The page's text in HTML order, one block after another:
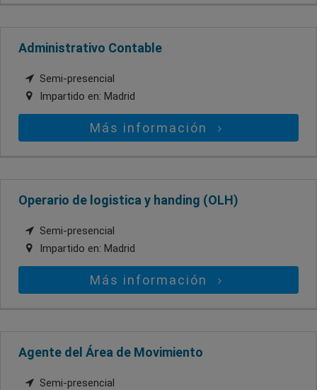
Administrativo Contable
Semi-presencial
Impartido en: Madrid
Más información
Operario de logistica y handing (OLH)
Semi-presencial
Impartido en: Madrid
Más información
Agente del Área de Movimiento
Semi-presencial